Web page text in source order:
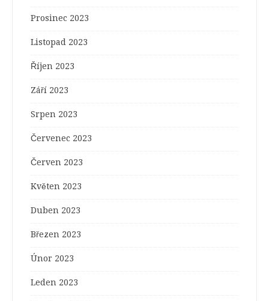
Prosinec 2023
Listopad 2023
Říjen 2023
Září 2023
Srpen 2023
Červenec 2023
Červen 2023
Květen 2023
Duben 2023
Březen 2023
Únor 2023
Leden 2023